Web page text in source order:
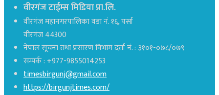
वीरगंज टाईम्स मिडिया प्रा.लि.
वीरगंज महानगरपालिका वडा नं. १६, पर्सा
वीरगंज 44300
नेपाल सूचना तथा प्रसारण विभाग दर्ता नं. : ३१०१-०७८/०७९
सम्पर्क : +977-9855014253
timesbirgunj@gmail.com
https://birgunjtimes.com/